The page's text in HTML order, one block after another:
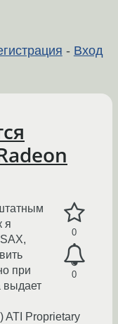
- Вход
0
0
я
при
выдает
ATI Proprietary